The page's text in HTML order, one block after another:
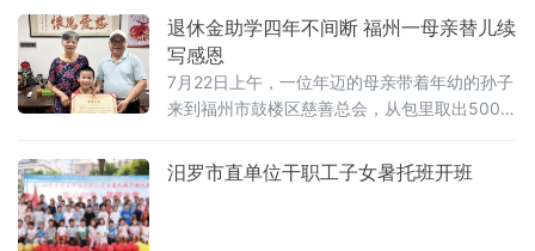
峻。此次汛情中，横州市为受灾核心区域，六
蓝水库、云表水库等重点水利设施相继出现漫
顶、坝体缺口等重大险情，泄洪洪水致使周边
多个村庄受淹，部分区域一度陷入道路、通信
双重中断的困境。
退休金助学四年不间断 福州一母亲替儿续
写感恩
7月22日上午，一位年迈的母亲带着年幼的孙子
来到福州市鼓楼区慈善总会，从包里取出500元
人退休金进行捐赠。而这一善举，源于数年前
她的儿子曾作为困境学生接受过该会的助学资
汨罗市直单位干职工子女暑托班开班